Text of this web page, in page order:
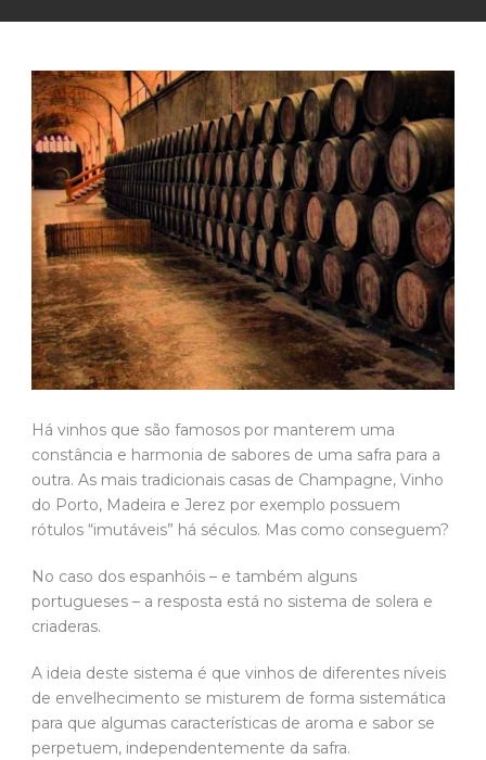
Há vinhos que são famosos por manterem uma
constância e harmonia de sabores de uma safra para a
outra. As mais tradicionais casas de Champagne, Vinho
do Porto, Madeira e Jerez por exemplo possuem
rótulos “imutáveis” há séculos. Mas como conseguem?
No caso dos espanhóis – e também alguns
portugueses – a resposta está no sistema de solera e
criaderas.
A ideia deste sistema é que vinhos de diferentes níveis
de envelhecimento se misturem de forma sistemática
para que algumas características de aroma e sabor se
perpetuem, independentemente da safra.